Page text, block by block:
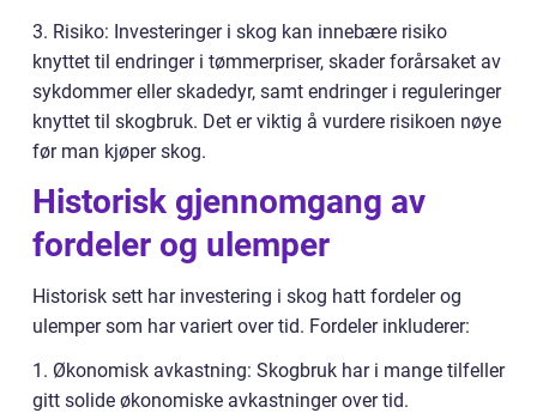
3. Risiko: Investeringer i skog kan innebære risiko
knyttet til endringer i tømmerpriser, skader forårsaket av
sykdommer eller skadedyr, samt endringer i reguleringer
knyttet til skogbruk. Det er viktig å vurdere risikoen nøye
før man kjøper skog.
Historisk gjennomgang av
fordeler og ulemper
Historisk sett har investering i skog hatt fordeler og
ulemper som har variert over tid. Fordeler inkluderer:
1. Økonomisk avkastning: Skogbruk har i mange tilfeller
gitt solide økonomiske avkastninger over tid.